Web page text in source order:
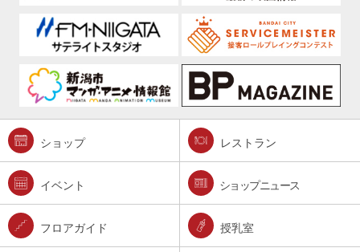
ショップ レストラン
イベント ショップニュース
フロアガイド 授乳室